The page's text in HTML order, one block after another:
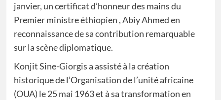
janvier, un certificat d’honneur des mains du
Premier ministre éthiopien , Abiy Ahmed en
reconnaissance de sa contribution remarquable
sur la scène diplomatique.
Konjit Sine-Giorgis a assisté à la création
historique de l’Organisation de l’unité africaine
(OUA) le 25 mai 1963 et à sa transformation en